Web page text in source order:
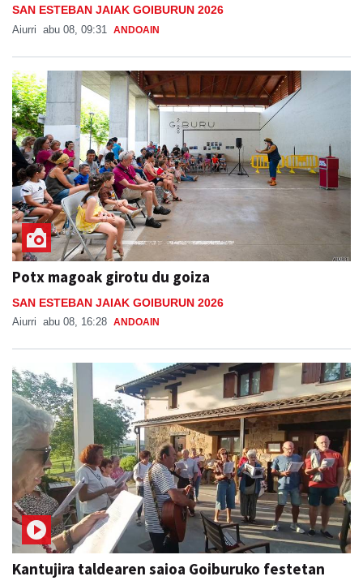
SAN ESTEBAN JAIAK GOIBURUN 2026
Aiurri abu 08, 09:31 ANDOAIN
Potx magoak girotu du goiza
SAN ESTEBAN JAIAK GOIBURUN 2026
Aiurri abu 08, 16:28 ANDOAIN
Kantujira taldearen saioa Goiburuko festetan